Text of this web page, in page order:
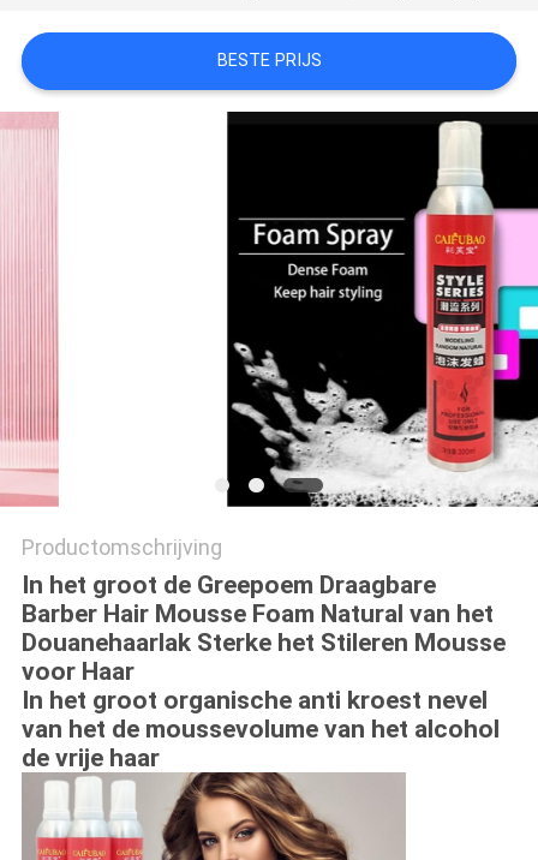
SITEMAP
PRIVACYBELEID
BESTE PRIJS
Productomschrijving
In het groot de Greepoem Draagbare
Barber Hair Mousse Foam Natural van het
Douanehaarlak Sterke het Stileren Mousse
voor Haar
In het groot organische anti kroest nevel
van het de moussevolume van het alcohol
de vrije haar